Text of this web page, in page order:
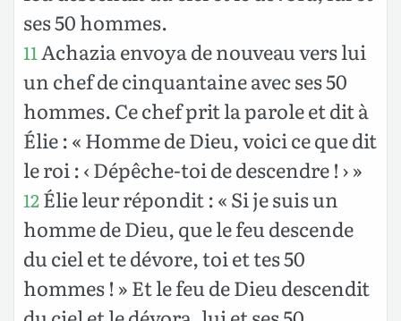
ses 50 hommes.
11Achazia envoya de nouveau vers lui
un chef de cinquantaine avec ses 50
hommes. Ce chef prit la parole et dit à
Élie : « Homme de Dieu, voici ce que dit
le roi : ‹ Dépêche-toi de descendre ! › »
12Élie leur répondit : « Si je suis un
homme de Dieu, que le feu descende
du ciel et te dévore, toi et tes 50
hommes ! » Et le feu de Dieu descendit